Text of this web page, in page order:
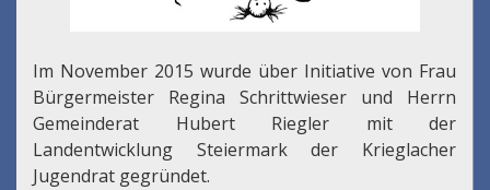
Im November 2015 wurde über Initiative von Frau
Bürgermeister Regina Schrittwieser und Herrn
Gemeinderat Hubert Riegler mit der
Landentwicklung Steiermark der Krieglacher
Jugendrat gegründet.